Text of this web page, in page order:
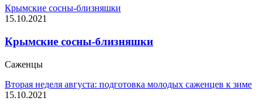
Крымские сосны-близняшки
15.10.2021
Крымские сосны-близняшки
Саженцы
Вторая неделя августа: подготовка молодых саженцев к зиме
15.10.2021